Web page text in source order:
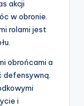
akcji
w obronie.
rolami jest
obrońcami a
defensywną.
i